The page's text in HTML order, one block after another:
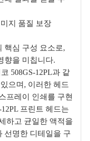
지 품질 보장
핵심 구성 요소로,
향을 미칩니다.
508GS-12PL과 같
으며, 이러한 헤드
프레이 인쇄를 구현
프린트 헤드는
하고 균일한 액적을
선명한 디테일을 구